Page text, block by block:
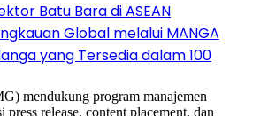
Batu Bara di ASEAN
Global melalui MANGA
yang Tersedia dalam 100
mendukung program manajemen
release, content placement, dan